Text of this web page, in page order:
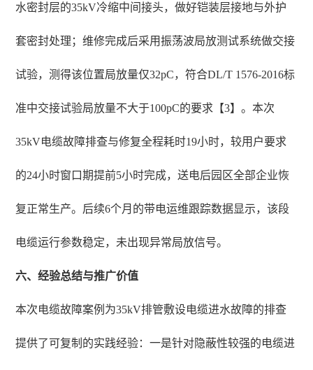
水密封层的35kV冷缩中间接头，做好铠装层接地与外护
套密封处理；维修完成后采用振荡波局放测试系统做交接
试验，测得该位置局放量仅32pC，符合DL/T 1576-2016标
准中交接试验局放量不大于100pC的要求【3】。本次
35kV电缆故障排查与修复全程耗时19小时，较用户要求
的24小时窗口期提前5小时完成，送电后园区全部企业恢
复正常生产。后续6个月的带电运维跟踪数据显示，该段
电缆运行参数稳定，未出现异常局放信号。
六、经验总结与推广价值
本次电缆故障案例为35kV排管敷设电缆进水故障的排查
提供了可复制的实践经验：一是针对隐蔽性较强的电缆进